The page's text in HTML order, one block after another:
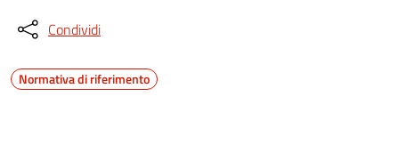
Condividi
Normativa di riferimento